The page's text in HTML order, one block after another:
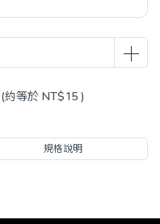
約等於 NT$15 )
規格說明